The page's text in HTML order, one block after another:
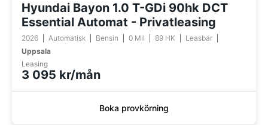
Hyundai Bayon 1.0 T-GDi 90hk DCT
Essential Automat - Privatleasing
2026 Automatisk Bensin 0 Mil 89 HK
Leasbar
Uppsala
Leasing
3 095 kr/mån
Boka provkörning